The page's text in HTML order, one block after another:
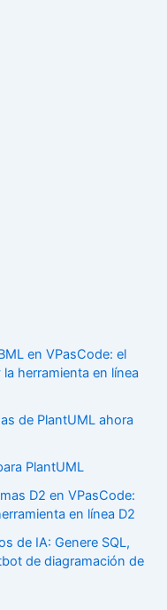
en VPasCode: el
herramienta en línea
de PlantUML ahora
PlantUML
D2 en VPasCode:
en línea D2
de IA: Genere SQL,
de diagramación de